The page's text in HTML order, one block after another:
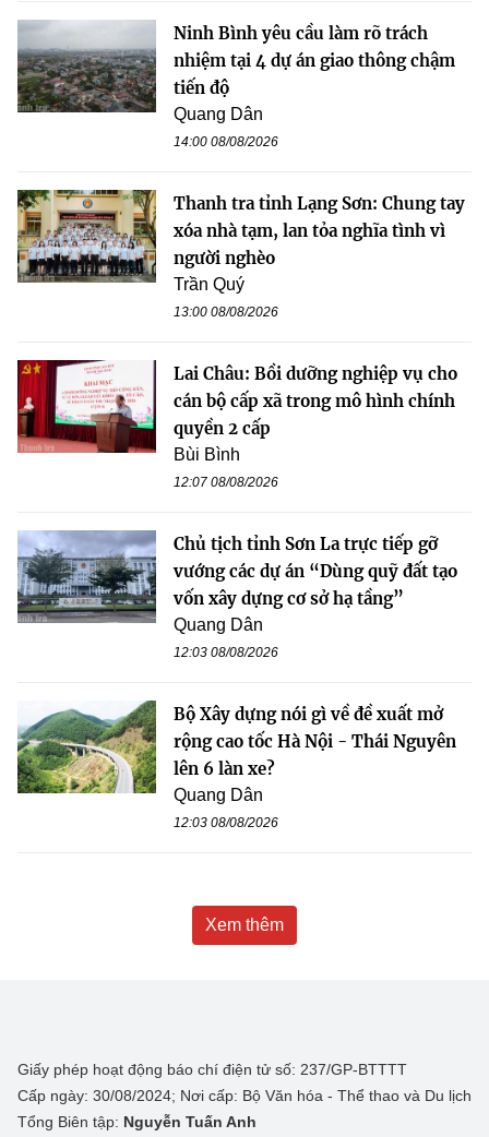
Ninh Bình yêu cầu làm rõ trách
nhiệm tại 4 dự án giao thông chậm
tiến độ
Quang Dân
14:00 08/08/2026
Thanh tra tỉnh Lạng Sơn: Chung tay
xóa nhà tạm, lan tỏa nghĩa tình vì
người nghèo
Trần Quý
13:00 08/08/2026
Lai Châu: Bồi dưỡng nghiệp vụ cho
cán bộ cấp xã trong mô hình chính
quyền 2 cấp
Bùi Bình
12:07 08/08/2026
Chủ tịch tỉnh Sơn La trực tiếp gỡ
vướng các dự án “Dùng quỹ đất tạo
vốn xây dựng cơ sở hạ tầng”
Quang Dân
12:03 08/08/2026
Bộ Xây dựng nói gì về đề xuất mở
rộng cao tốc Hà Nội - Thái Nguyên
lên 6 làn xe?
Quang Dân
12:03 08/08/2026
Xem thêm
Giấy phép hoạt động báo chí điện tử số: 237/GP-BTTTT
Cấp ngày: 30/08/2024; Nơi cấp: Bộ Văn hóa - Thể thao và Du lịch
Tổng Biên tập: Nguyễn Tuấn Anh